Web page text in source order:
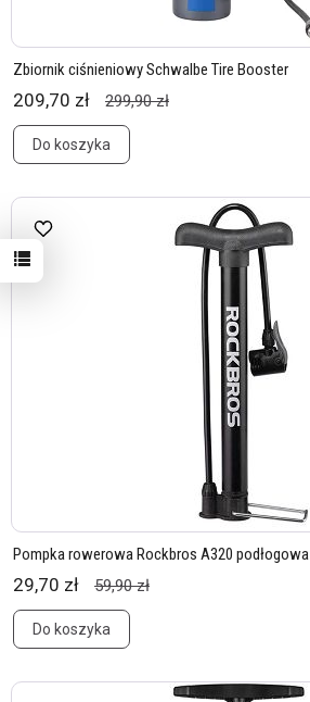
Zbiornik ciśnieniowy Schwalbe Tire Booster
209,70 zł 299,90 zł
Do koszyka
Pompka rowerowa Rockbros A320 podłogowa
29,70 zł 59,90 zł
Do koszyka